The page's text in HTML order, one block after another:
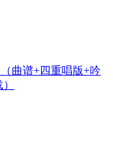
曲谱+四重唱版+吟